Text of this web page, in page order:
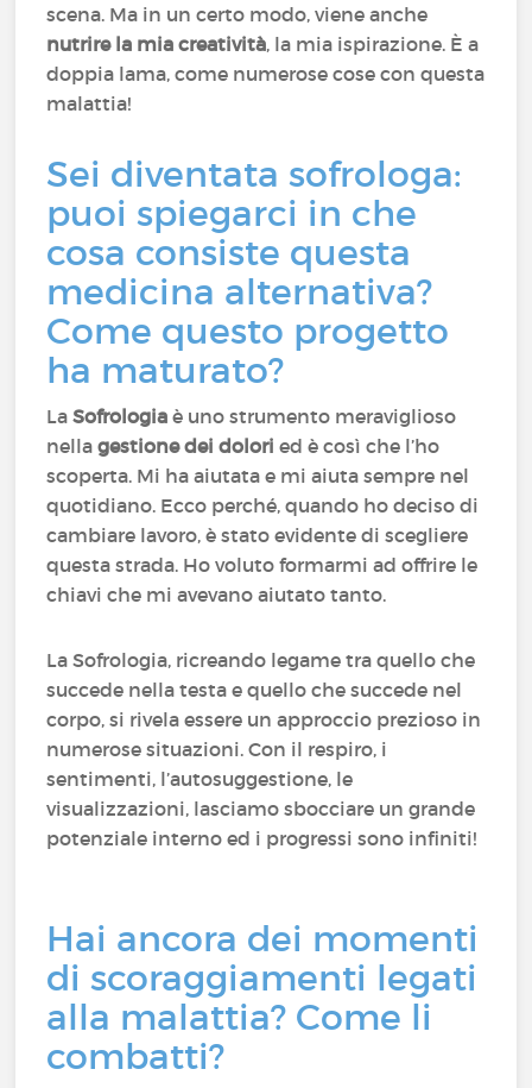
scena. Ma in un certo modo, viene anche
nutrire la mia creatività, la mia ispirazione. È a
doppia lama, come numerose cose con questa
malattia!
Sei diventata sofrologa:
puoi spiegarci in che
cosa consiste questa
medicina alternativa?
Come questo progetto
ha maturato?
LaSofrologia è uno strumento meraviglioso
nellagestione dei dolori ed è così che l’ho
scoperta. Mi ha aiutata e mi aiuta sempre nel
quotidiano. Ecco perché, quando ho deciso di
cambiare lavoro, è stato evidente di scegliere
questa strada. Ho voluto formarmi ad offrire le
chiavi che mi avevano aiutato tanto.
La Sofrologia, ricreando legame tra quello che
succede nella testa e quello che succede nel
corpo, si rivela essere un approccio prezioso in
numerose situazioni. Con il respiro, i
sentimenti, l’autosuggestione, le
visualizzazioni, lasciamo sbocciare un grande
potenziale interno ed i progressi sono infiniti!
Hai ancora dei momenti
di scoraggiamenti legati
alla malattia? Come li
combatti?